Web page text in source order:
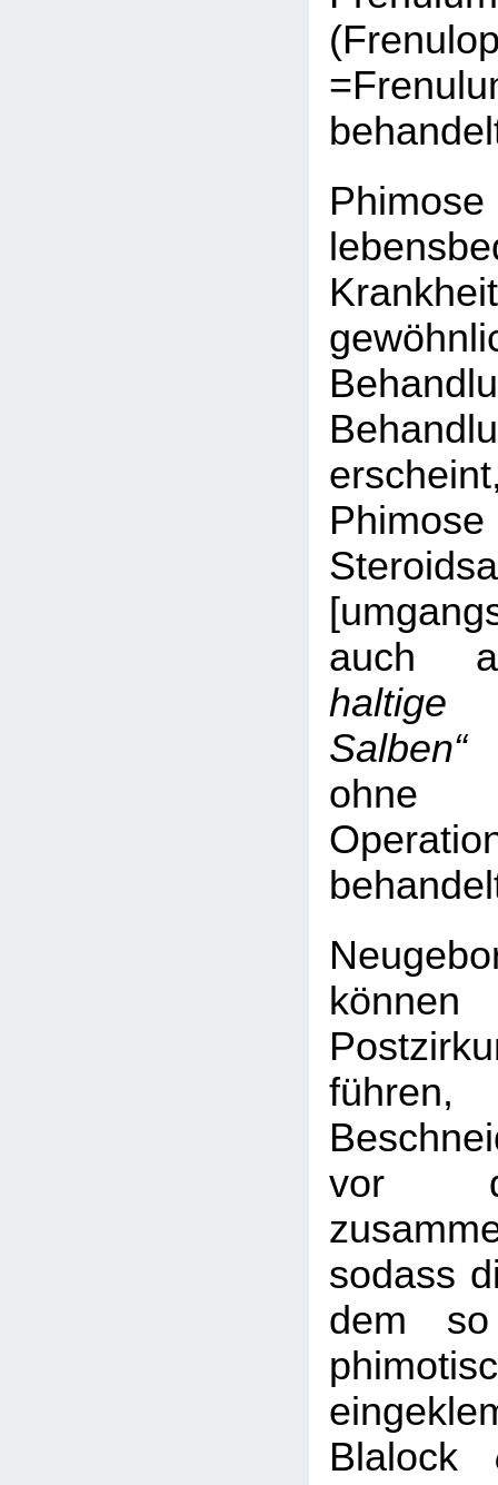
auch
haltige
Salben“
vor
sodass
dem so
Blalock